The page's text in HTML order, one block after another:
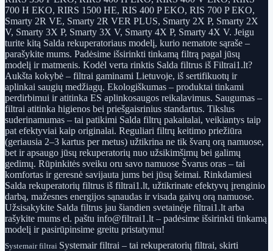
700 H EKO, RIRS 1500 HE, RIS 400 P EKO, RIS 700 P EKO,
Smarty 2R VE, Smarty 2R VER PLUS, Smarty 2X P, Smarty 2X
V, Smarty 3X P, Smarty 3X V, Smarty 4X P, Smarty 4X V. Jeigu
turite kitą Salda rekuperatoriaus modelį, kurio nematote sąraše –
parašykite mums. Padėsime išsirinkti tinkamą filtrą pagal jūsų
modelį ir matmenis. Kodėl verta rinktis Salda filtrus iš Filtrai1.lt?
Aukšta kokybė – filtrai gaminami Lietuvoje, iš sertifikuotų ir
aplinkai saugių medžiagų. Ekologiškumas – produktai tinkami
perdirbimui ir atitinka ES aplinkosaugos reikalavimus. Saugumas –
filtrai atitinka higienos bei priešgaisrinius standartus. Tikslus
suderinamumas – tai patikimi Salda filtrų pakaitalai, veikiantys taip
pat efektyviai kaip originalai. Reguliari filtrų keitimo priežiūra
(geriausia 2–3 kartus per metus) užtikrina ne tik švarų orą namuose,
bet ir apsaugo jūsų rekuperatorių nuo užsikimšimų bei galimų
gedimų. Rūpinkitės sveiku oru savo namuose Švarus oras – tai
komfortas ir geresnė savijauta jums bei jūsų šeimai. Rinkdamiesi
Salda rekuperatorių filtrus iš filtrai1.lt, užtikrinate efektyvų įrenginio
darbą, mažesnes energijos sąnaudas ir visada gaivų orą namuose.
Užsisakykite Salda filtrus jau šiandien svetainėje filtrai1.lt arba
rašykite mums el. paštu info@filtrai1.lt – padėsime išsirinkti tinkamą
modelį ir pasirūpinsime greitu pristatymu!
Systemair filtrai Systemair filtrai – tai rekuperatorių filtrai, skirti